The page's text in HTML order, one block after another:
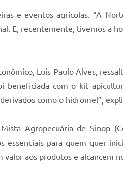
e eventos agrícolas. “A
E, recentemente, tivemos a
Luis Paulo Alves,
com o kit
como o hidromel”,
Agropecuária de Sinop
essenciais para quem quer
aos produtos e alcancem